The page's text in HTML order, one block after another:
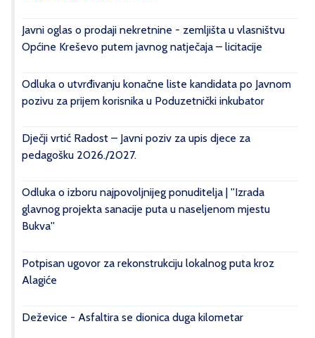
Javni oglas o prodaji nekretnine - zemljišta u vlasništvu
Općine Kreševo putem javnog natječaja – licitacije
Odluka o utvrđivanju konačne liste kandidata po Javnom
pozivu za prijem korisnika u Poduzetnički inkubator
Dječji vrtić Radost – Javni poziv za upis djece za
pedagošku 2026./2027.
Odluka o izboru najpovoljnijeg ponuditelja | ''Izrada
glavnog projekta sanacije puta u naseljenom mjestu
Bukva''
Potpisan ugovor za rekonstrukciju lokalnog puta kroz
Alagiće
Deževice - Asfaltira se dionica duga kilometar